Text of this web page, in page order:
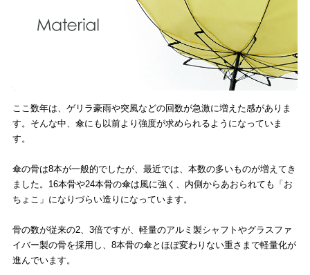
ここ数年は、ゲリラ豪雨や突風などの回数が急激に増えた感がありま
す。そんな中、傘にも以前より強度が求められるようになっていま
す。
傘の骨は8本が一般的でしたが、最近では、本数の多いものが増えてき
ました。16本骨や24本骨の傘は風に強く、内側からあおられても「お
ちょこ」になりづらい造りになっています。
骨の数が従来の2、3倍ですが、軽量のアルミ製シャフトやグラスファ
イバー製の骨を採用し、8本骨の傘とほぼ変わりない重さまで軽量化が
進んでいます。